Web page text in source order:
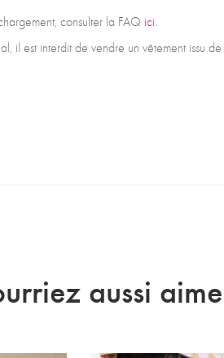
consulter la FAQ ici.
il est interdit de vendre un vêtement issu
aussi